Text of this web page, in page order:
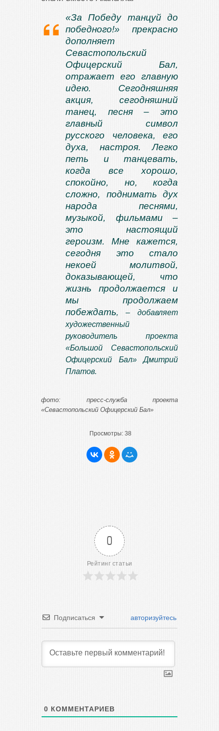
«За Победу танцуй до
победного!» прекрасно
дополняет
Севастопольский
Офицерский Бал,
отражает его главную
идею. Сегодняшняя
акция, сегодняшний
танец, песня – это
главный символ
русского человека, его
духа, настроя. Легко
петь и танцевать,
когда все хорошо,
спокойно, но, когда
сложно, поднимать дух
народа песнями,
музыкой, фильмами –
это настоящий
героизм. Мне кажется,
сегодня это стало
некоей молитвой,
доказывающей, что
жизнь продолжается и
мы продолжаем
побеждать, – добавляет
художественный
руководитель проекта
«Большой Севастопольский
Офицерский Бал» Дмитрий
Платов.
фото: пресс-служба проекта
«Севастопольский Офицерский Бал»
Просмотры: 38
0
Рейтинг статьи
Подписаться авторизуйтесь
0 КОММЕНТАРИЕВ